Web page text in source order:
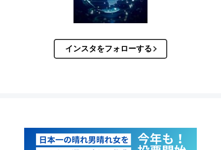
インスタをフォローする